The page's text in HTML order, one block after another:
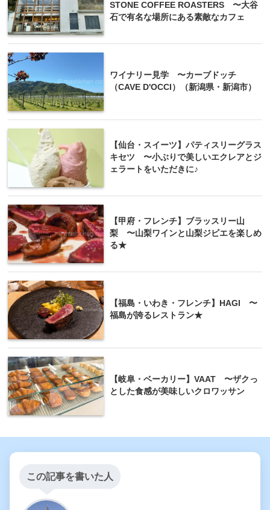
STONE COFFEE ROASTERS 〜大谷
石で有名な場所にある素敵なカフェ
ワイナリー見学 〜カーブドッチ
（CAVE D'OCCI）（新潟県・新潟市）
【仙台・スイーツ】パティスリーグラス
キセツ 〜小ぶりで美しいエクレアとジ
ェラートをいただきに♪
【甲府・フレンチ】ブラッスリー山
梨 〜山梨ワインと山梨ジビエを楽しめ
る★
【福島・いわき・フレンチ】HAGI 〜
福島が誇るレストラン★
【岐阜・ベーカリー】VAAT 〜ザクっ
とした食感が美味しいクロワッサン
この記事を書いた人